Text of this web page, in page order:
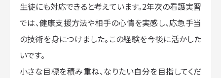
生徒にも対応できると考えています。2年次の看護実習
では、健康支援方法や相手の心情を実感し、応急手当
の技術を身につけました。この経験を今後に活かした
いです。
小さな目標を積み重ね、なりたい自分を目指してくだ